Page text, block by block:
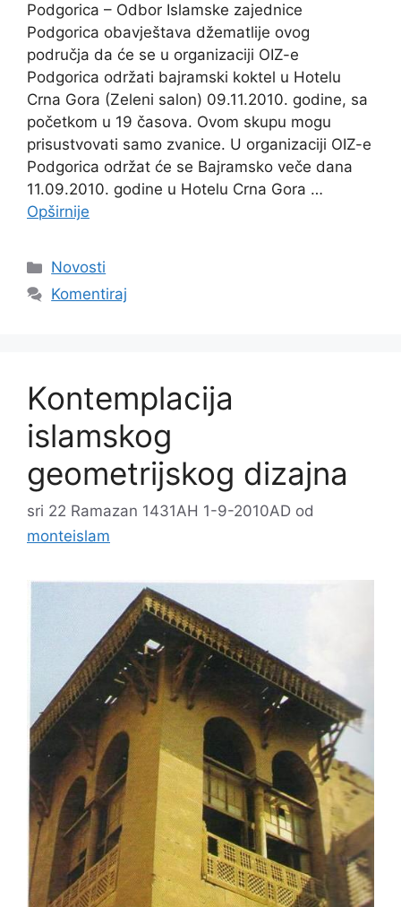
Podgorica – Odbor Islamske zajednice
Podgorica obavještava džematlije ovog
područja da će se u organizaciji OIZ-e
Podgorica održati bajramski koktel u Hotelu
Crna Gora (Zeleni salon) 09.11.2010. godine, sa
početkom u 19 časova. Ovom skupu mogu
prisustvovati samo zvanice. U organizaciji OIZ-e
Podgorica održat će se Bajramsko veče dana
11.09.2010. godine u Hotelu Crna Gora …
Opširnije
Kategorije
Novosti
Komentiraj
Kontemplacija
islamskog
geometrijskog dizajna
sri 22 Ramazan 1431AH 1-9-2010AD od
monteislam